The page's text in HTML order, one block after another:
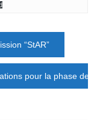
“StAR”
pour la phase de